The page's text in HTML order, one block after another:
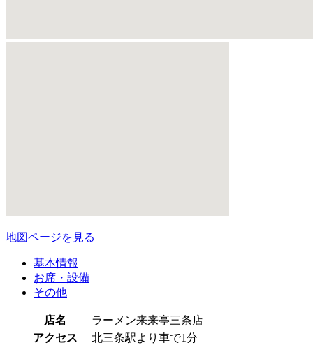
地図ページを見る
基本情報
お席・設備
その他
店名
ラーメン来来亭三条店
アクセス
北三条駅より車で1分